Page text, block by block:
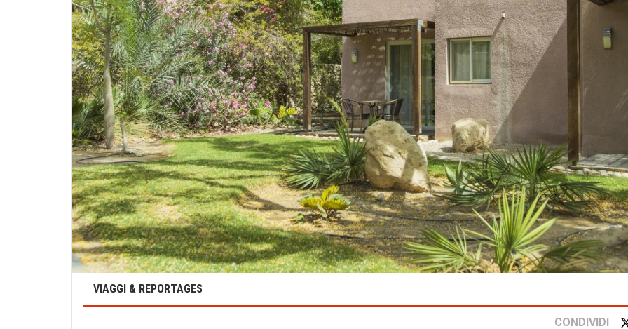
VIAGGI & REPORTAGES
CONDIVIDI